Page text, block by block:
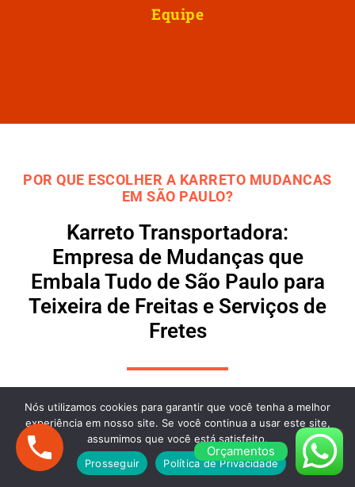
Equipe
POR QUE ESCOLHER A KARRETO MUDANCAS
EM SÃO PAULO?
Karreto Transportadora:
Empresa de Mudanças que
Embala Tudo de São Paulo para
Teixeira de Freitas e Serviços de
Fretes
Mudanças de São Paulo para Teixeira de
Freitas com Agilidade e Segurança
A Karreto oferece M udançasde São Paulo para
Orçamentos
Nós utilizamos cookies para garantir que você tenha a melhor
experiência em nosso site. Se você continua a usar este site,
assumimos que você está satisfeito.
Prosseguir
Política de Privacidade